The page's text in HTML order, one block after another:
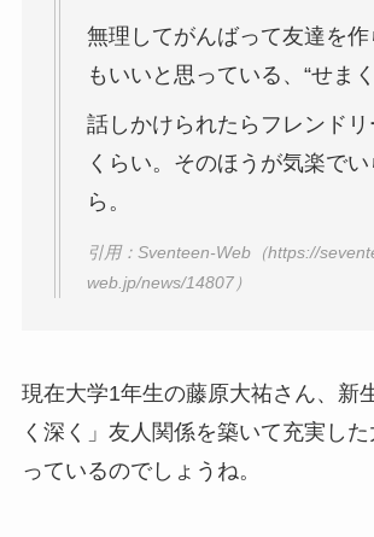
無理してがんばって友達を作
もいいと思っている、“せまく
話しかけられたらフレンド
くらい。そのほうが気楽で
ら。
引用：Sventeen-Web（https://
web.jp/news/14807）
現在大学1年生の藤原大祐さん、新
く深く」友人関係を築いて充実し
っているのでしょうね。